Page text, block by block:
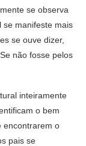
se observa
se manifeste mais
se ouve dizer,
não fosse pelos
inteiramente
o bem
encontrarem o
pais se